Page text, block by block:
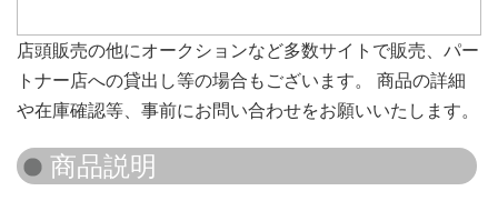
店頭販売の他にオークションなど多数サイトで販売、パー
トナー店への貸出し等の場合もございます。 商品の詳細
や在庫確認等、事前にお問い合わせをお願いいたします。